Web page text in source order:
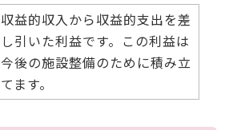
収益的収入から収益的支出を差
し引いた利益です。この利益は
今後の施設整備のために積み立
てます。